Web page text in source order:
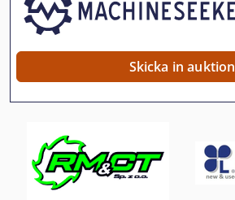
Skogsbrukstraktorer Med Hjul
Skruv Tak
Skärmaskin För Papper
Skåp Press
Skicka in auktion